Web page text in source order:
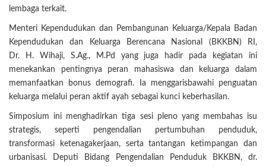
lembaga terkait.
Menteri Kependudukan dan Pembangunan Keluarga/Kepala Badan
Kependudukan dan Keluarga Berencana Nasional (BKKBN) RI,
Dr. H. Wihaji, S.Ag., M.Pd yang juga hadir pada kegiatan ini
menekankan pentingnya peran mahasiswa dan keluarga dalam
memanfaatkan bonus demografi. Ia menggarisbawahi penguatan
keluarga melalui peran aktif ayah sebagai kunci keberhasilan.
Simposium ini menghadirkan tiga sesi pleno yang membahas isu
strategis, seperti pengendalian pertumbuhan penduduk,
transformasi ketenagakerjaan, serta tantangan ketimpangan dan
urbanisasi. Deputi Bidang Pengendalian Penduduk BKKBN, dr.